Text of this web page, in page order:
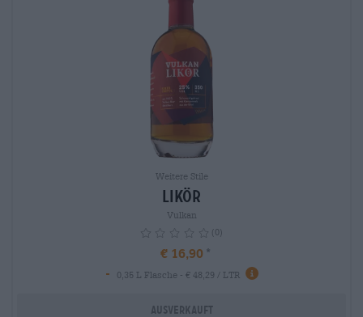
Weitere Stile
Likör
Vulkan
(0)
€ 16,90
-
0,35 L Flasche - € 48,29 / LTR info
Ausverkauft